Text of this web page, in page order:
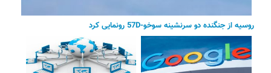
روسیه از جنگنده دو سرنشینه سوخو-57D رونمایی کرد